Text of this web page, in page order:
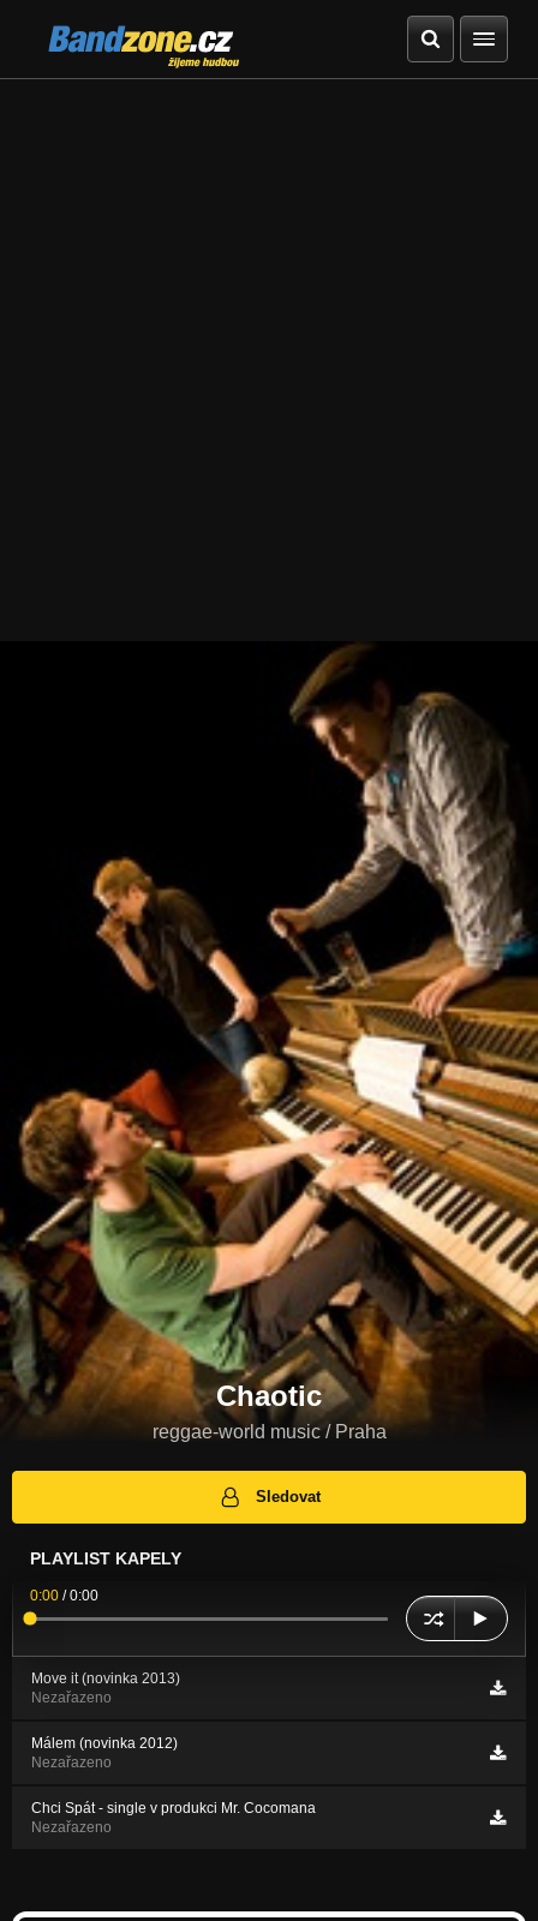
Bandzone.cz
žijeme hudbou
Chaotic
reggae-world music / Praha
Sledovat
PLAYLIST KAPELY
0:00 /0:00
Move it (novinka 2013)
Nezařazeno
Málem (novinka 2012)
Nezařazeno
Chci Spát - single v produkci Mr. Cocomana
Nezařazeno